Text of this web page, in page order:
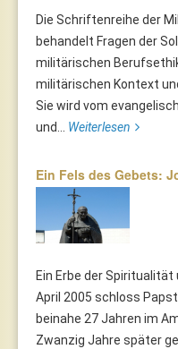
Die Schriftenreihe der
behandelt Fragen der
militärischen
militärischen Kontext
Sie wird vom
und... Weiterlesen
Ein Fels des Gebets:
Ein Erbe der
April 2005 schloss
beinahe 27 Jahren im
Zwanzig Jahre später